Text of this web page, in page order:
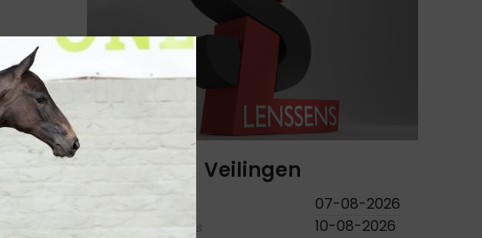
Veilingen
Studutch
foals - embryos
07-08-2026
10-08-2026